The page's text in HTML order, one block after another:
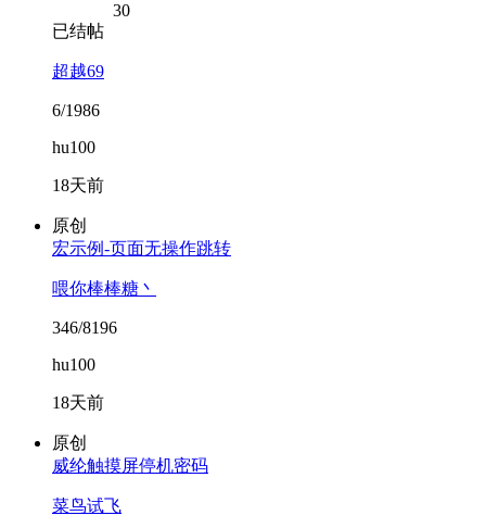
30
已结帖
超越69
6/1986
hu100
18天前
原创
宏示例-页面无操作跳转
喂你棒棒糖丶
346/8196
hu100
18天前
原创
威纶触摸屏停机密码
菜鸟试飞